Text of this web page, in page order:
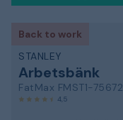
Back to work
STANLEY
Arbetsbänk
FatMax FMST1-75672
4,5